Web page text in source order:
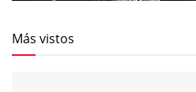
Más vistos